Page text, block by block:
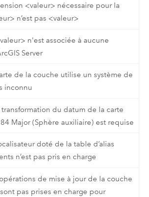
<valeur> nécessaire pour la
n’est pas <valeur>
n'est associée à aucune
Server
de la couche utilise un système de
inconnu
du datum de la carte
Major (Sphère auxiliaire) est requise
doté de la table d’alias
n’est pas pris en charge
de mise à jour de la couche
pas prises en charge pour